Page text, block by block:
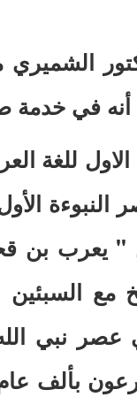
في خدمة
للغة
النبوءة
" يعرب
مع
نبي الله
بألف